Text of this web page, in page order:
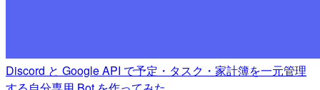
Discord と Google API で予定・タスク・家計簿を一元管理